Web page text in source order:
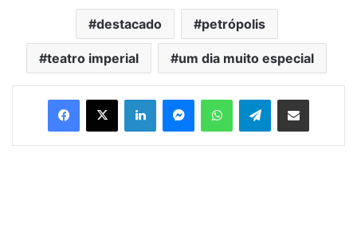
destacado petrópolis
teatro imperial um dia muito especial
Telegram